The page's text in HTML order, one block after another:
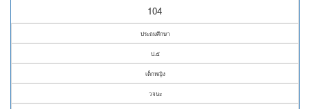
104
ประถมศึกษา
ป.๕
เด็กหญิง
วจนะ